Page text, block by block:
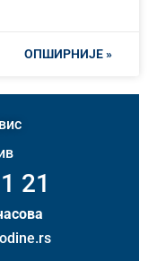
ОПШИРНИЈЕ »
21